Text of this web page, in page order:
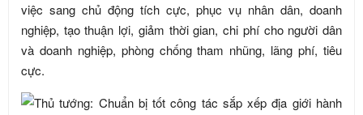
việc sang chủ động tích cực, phục vụ nhân dân, doanh
nghiệp, tạo thuận lợi, giảm thời gian, chi phí cho người dân
và doanh nghiệp, phòng chống tham nhũng, lãng phí, tiêu
cực.